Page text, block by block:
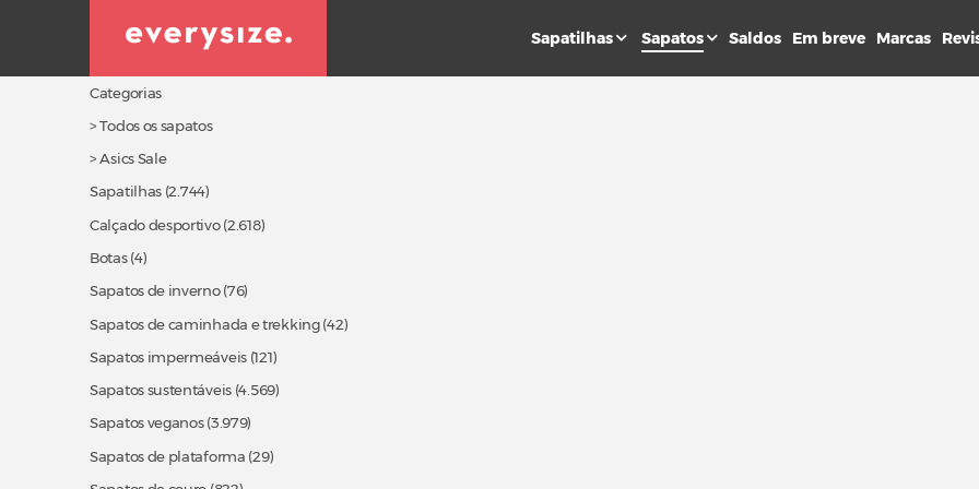
Sapatilhas Sapatos Saldos Em breve Marcas
Categorias
> Todos os sapatos
> Asics Sale
Sapatilhas (2.744)
Calçado desportivo(2.618)
Botas (4)
Sapatos de inverno(76)
Sapatos de caminhada e trekking(42)
Sapatos impermeáveis (121)
Sapatos sustentáveis (4.569)
Sapatos veganos(3.979)
Sapatos de plataforma (29)